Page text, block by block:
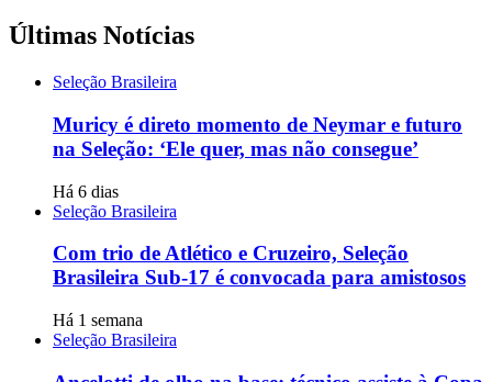
Últimas Notícias
Seleção Brasileira
Muricy é direto momento de Neymar e futuro
na Seleção: ‘Ele quer, mas não consegue’
Há 6 dias
Seleção Brasileira
Com trio de Atlético e Cruzeiro, Seleção
Brasileira Sub-17 é convocada para amistosos
Há 1 semana
Seleção Brasileira